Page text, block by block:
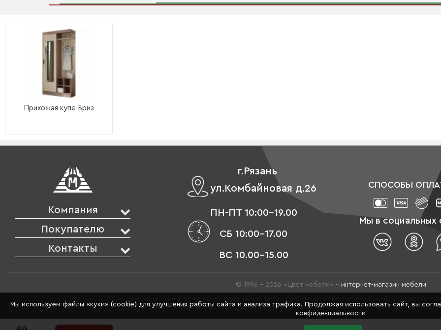
Прихожая купе Бриз
Компания
Покупателю
Контакты
г.Рязань
ул.Комбайновая д.26
ПН-ПТ 10:00-19.00
СБ 10:00-17.00
ВС 10.00-15.00
СПОСОБЫ
Мы в социальных
© 1996 - 2026 «Цвет мебели» – интернет-магазин мебели
является публичной офертой, определяемой положениями Статьи 437 (2) Гражданского
Мы используем файлы «куки» (cookie) для улучшения работы сайта и анализа трафика. Продолжая использовать сайт, вы
конфиденциальности